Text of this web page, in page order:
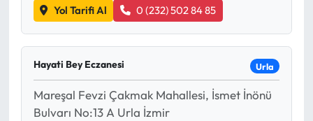
Yol Tarifi Al 0 (232) 502 84 85
Hayati Bey Eczanesi Urla
Mareşal Fevzi Çakmak Mahallesi, İsmet İnönü
Bulvarı No:13 A Urla İzmir